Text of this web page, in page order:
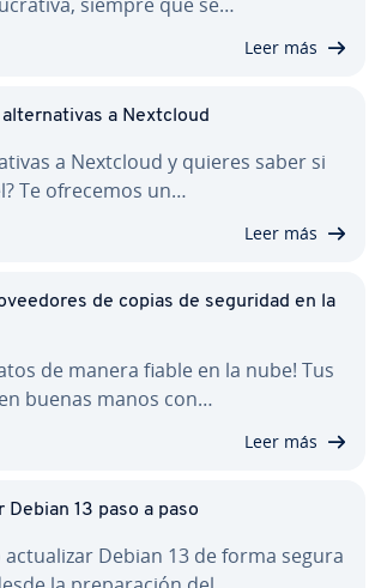
Leer más
a Nextcloud
a Nextcloud y quieres saber si
Te ofrecemos un…
Leer más
de copias de seguridad en la
de manera fiable en la nube! Tus
buenas manos con…
Leer más
Debian 13 paso a paso
Debian 13 de forma segura